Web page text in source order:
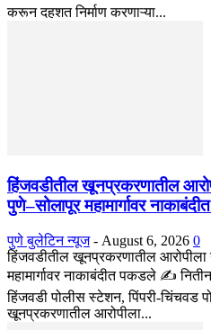
करून दहशत निर्माण करणाऱ्या...
हिंजवडीतील खूनप्रकरणातील
पुणे–सोलापूर महामार्गावर
पुणे बुलेटिन न्यूज - August 6, 2026 0
हिंजवडीतील खूनप्रकरणातील
महामार्गावर नाकाबंदीत पकडले ✍️
हिंजवडी पोलीस स्टेशन, पिंपरी-चिंचवड
खूनप्रकरणातील आरोपीला...